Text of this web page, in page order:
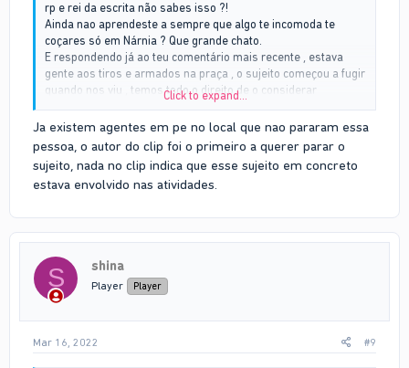
rp e rei da escrita não sabes isso ?!
Ainda nao aprendeste a sempre que algo te incomoda te
coçares só em Nárnia ? Que grande chato.
E respondendo já ao teu comentário mais recente , estava
gente aos tiros e armados na praça , o sujeito começou a fugir
quando nos viu , temos todo o direito de o considerar
Click to expand...
Ja existem agentes em pe no local que nao pararam essa
pessoa, o autor do clip foi o primeiro a querer parar o
sujeito, nada no clip indica que esse sujeito em concreto
estava envolvido nas atividades.
S shina
Player Player
Mar 16, 2022 #9